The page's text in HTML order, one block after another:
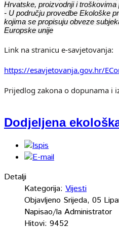
Hrvatske, proizvodnji i
- U području provedbe Ekološke
kojima se propisuju obveze
Europske unije
Link na stranicu e-savjetovanja:
https://esavjetovanja.gov.hr/
Prijedlog zakona o dopunama i
Dodjeljena
Detalji
Kategorija: Vijesti
Objavljeno Srijeda, 05
Napisao/la Administrator
Hitovi: 9452